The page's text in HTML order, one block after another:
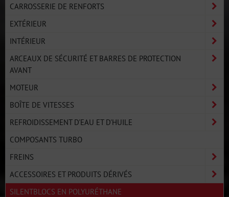
CARROSSERIE DE RENFORTS
EXTÉRIEUR
INTÉRIEUR
ARCEAUX DE SÉCURITÉ ET BARRES DE PROTECTION
AVANT
MOTEUR
BOÎTE DE VITESSES
REFROIDISSEMENT D'EAU ET D'HUILE
COMPOSANTS TURBO
FREINS
ACCESSOIRES ET PRODUITS DÉRIVÉS
SILENTBLOCS EN POLYURÉTHANE